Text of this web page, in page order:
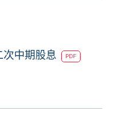
中期股息 PDF